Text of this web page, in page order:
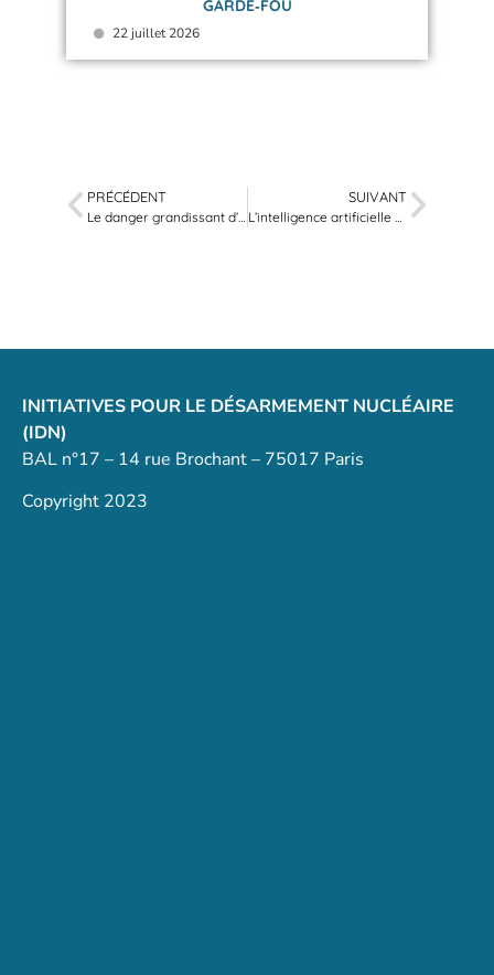
GARDE‑FOU
22 juillet 2026
PRÉCÉDENT SUIVANT
INITIATIVES POUR LE DÉSARMEMENT NUCLÉAIRE
(IDN)
BAL n°17 – 14 rue Brochant – 75017 Paris
Copyright 2023